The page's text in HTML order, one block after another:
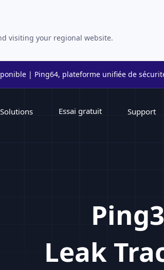
visiting your regional website.
| Ping64, plateforme unifiée de
Solutions Essai gratuit Support
Leak